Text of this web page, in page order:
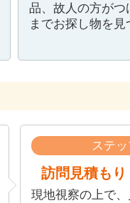
品、故人の方がつ
までお探し物を見
ステ
訪問見積も
現地視察の上で、